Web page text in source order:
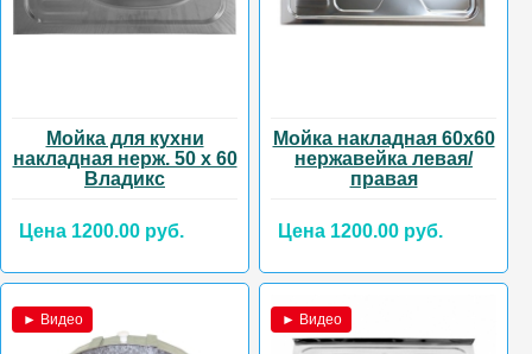
Мойка для кухни
накладная нерж. 50 х 60
Владикс
Цена 1200.00 руб.
Мойка накладная 60х60
нержавейка левая/
правая
Цена 1200.00 руб.
► Видео ► Видео